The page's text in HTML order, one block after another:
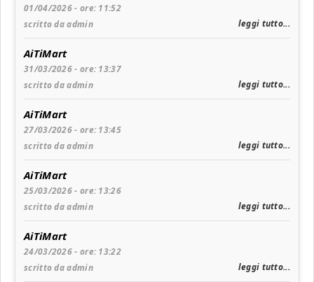
01/04/2026 - ore: 11:52
scritto da admin
leggi tutto...
AiTiMart
31/03/2026 - ore: 13:37
scritto da admin
leggi tutto...
AiTiMart
27/03/2026 - ore: 13:45
scritto da admin
leggi tutto...
AiTiMart
25/03/2026 - ore: 13:26
scritto da admin
leggi tutto...
AiTiMart
24/03/2026 - ore: 13:22
scritto da admin
leggi tutto...